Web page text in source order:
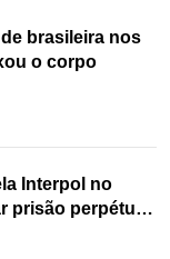
brasileira nos
o corpo
Interpol no
prisão perpétua